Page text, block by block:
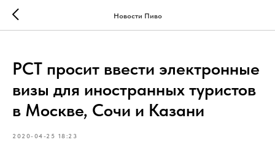
Новости Пиво
РСТ просит ввести электронные
визы для иностранных туристов
в Москве, Сочи и Казани
2020-04-25 18:23